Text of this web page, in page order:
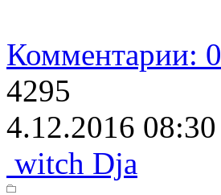
Комментарии: 0
4295
4.12.2016 08:30
witch Dja